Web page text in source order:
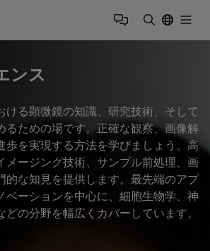
Logo
ンス
ける顕微鏡の知識、研究技術、そして
るための場です。正確な観察、画像解
歩を実現する方法を学びましょう。高
メージング技術、サンプル前処理、画
的な知見を提供します。最先端のアプ
ベーションを中心に、細胞生物学、神
の分野を幅広くカバーしています。